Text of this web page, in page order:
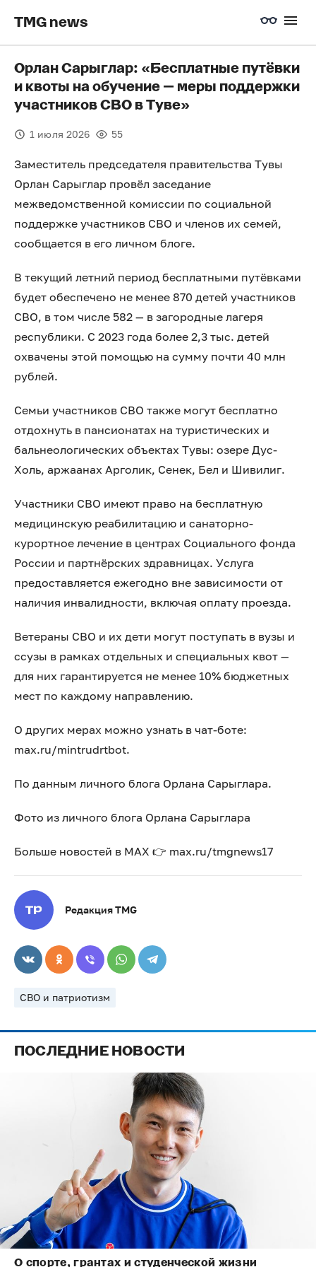
TMG news
Орлан Сарыглар: «Бесплатные путёвки
и квоты на обучение — меры поддержки
участников СВО в Туве»
1 июля 2026 55
Заместитель председателя правительства Тувы
Орлан Сарыглар провёл заседание
межведомственной комиссии по социальной
поддержке участников СВО и членов их семей,
сообщается в его личном блоге.
В текущий летний период бесплатными путёвками
будет обеспечено не менее 870 детей участников
СВО, в том числе 582 — в загородные лагеря
республики. С 2023 года более 2,3 тыс. детей
охвачены этой помощью на сумму почти 40 млн
рублей.
Семьи участников СВО также могут бесплатно
отдохнуть в пансионатах на туристических и
бальнеологических объектах Тувы: озере Дус-
Холь, аржаанах Арголик, Сенек, Бел и Шивилиг.
Участники СВО имеют право на бесплатную
медицинскую реабилитацию и санаторно-
курортное лечение в центрах Социального фонда
России и партнёрских здравницах. Услуга
предоставляется ежегодно вне зависимости от
наличия инвалидности, включая оплату проезда.
Ветераны СВО и их дети могут поступать в вузы и
ссузы в рамках отдельных и специальных квот —
для них гарантируется не менее 10% бюджетных
мест по каждому направлению.
О других мерах можно узнать в чат-боте:
max.ru/mintrudrtbot.
По данным личного блога Орлана Сарыглара.
Фото из личного блога Орлана Сарыглара
Больше новостей в МАХ 👉 max.ru/tmgnews17
Редакция TMG
СВО и патриотизм
ПОСЛЕДНИЕ НОВОСТИ
О спорте, грантах и студенческой жизни